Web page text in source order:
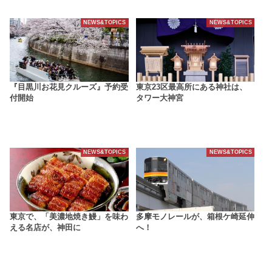
NEWS&TOPICS
『目黒川お花見クルーズ』予約受
付開始
NEWS&TOPICS
東京23区最高所にある神社は、
タワー大神宮
NEWS&TOPICS
東京で、「美濃地焼き鰻」を味わ
える名店が、神田に
NEWS&TOPICS
多摩モノレールが、箱根ケ崎延伸
へ！